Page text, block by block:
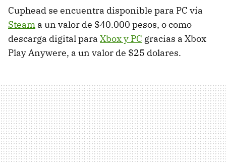
Cuphead se encuentra disponible para PC vía
Steam a un valor de $40.000 pesos, o como
descarga digital para Xbox y PC gracias a Xbox
Play Anywere, a un valor de $25 dolares.